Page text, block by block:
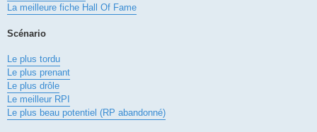
La meilleure fiche Hall Of Fame
Scénario
Le plus tordu
Le plus prenant
Le plus drôle
Le meilleur RPI
Le plus beau potentiel (RP abandonné)